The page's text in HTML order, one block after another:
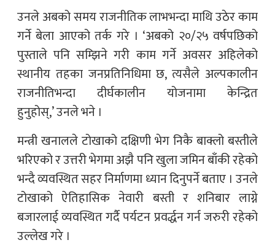
उनले अबको समय राजनीतिक लाभभन्दा माथि उठेर काम
गर्ने बेला आएको तर्क गरे । ‘अबको २०/२५ वर्षपछिको
पुस्ताले पनि सम्झिने गरी काम गर्ने अवसर अहिलेको
स्थानीय तहका जनप्रतिनिधिमा छ, त्यसैले अल्पकालीन
राजनीतिभन्दा दीर्घकालीन योजनामा केन्द्रित
हुनुहोस्,’ उनले भने ।
मन्त्री खनालले टोखाको दक्षिणी भेग निकै बाक्लो बस्तीले
भरिएको र उत्तरी भेगमा अझै पनि खुला जमिन बाँकी रहेको
भन्दै व्यवस्थित सहर निर्माणमा ध्यान दिनुपर्ने बताए । उनले
टोखाको ऐतिहासिक नेवारी बस्ती र शनिबार लाग्ने
बजारलाई व्यवस्थित गर्दै पर्यटन प्रवर्द्धन गर्न जरुरी रहेको
उल्लेख गरे ।